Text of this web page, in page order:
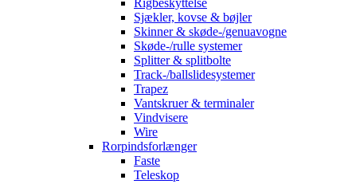
Rigbeskyttelse
Sjækler, kovse & bøjler
Skinner & skøde-/genuavogne
Skøde-/rulle systemer
Splitter & splitbolte
Track-/ballslidesystemer
Trapez
Vantskruer & terminaler
Vindvisere
Wire
Rorpindsforlænger
Faste
Teleskop